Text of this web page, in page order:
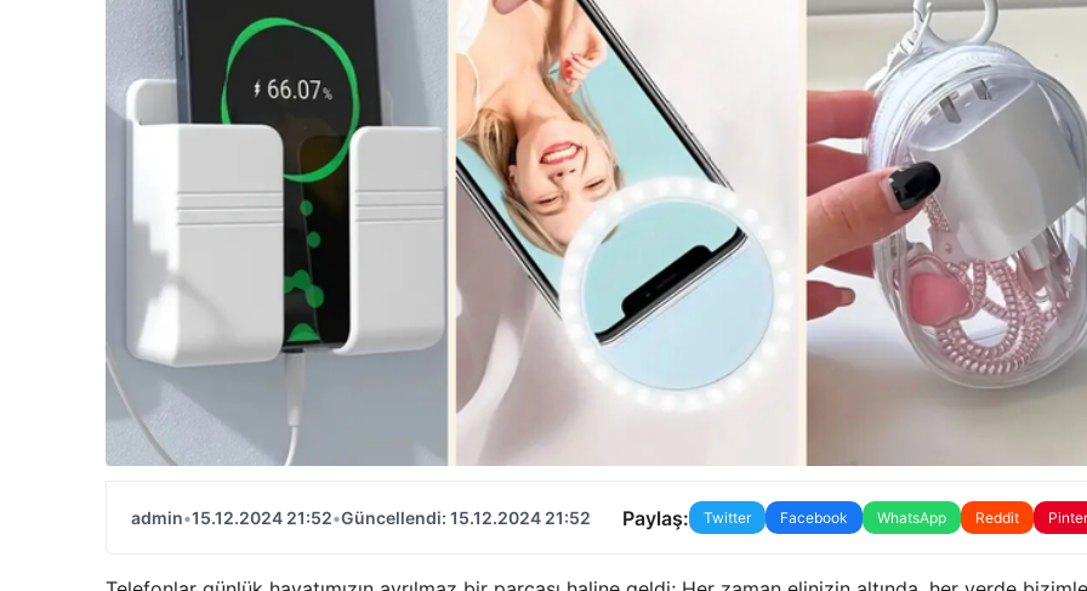
admin•15.12.2024 21:52•Güncellendi: 15.12.2024 21:52 Paylaş: Twitter Facebook WhatsApp Reddit